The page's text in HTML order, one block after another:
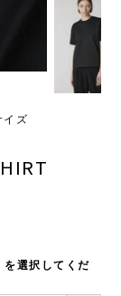
ズ
を選択してくだ